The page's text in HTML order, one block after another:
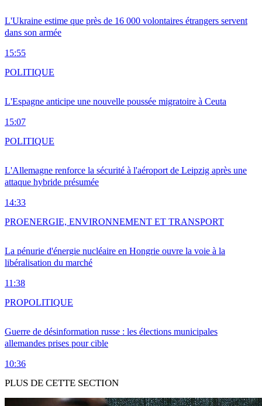
L'Ukraine estime que près de 16 000 volontaires étrangers servent
dans son armée
15:55
L'Espagne anticipe une nouvelle poussée migratoire à Ceuta
15:07
POLITIQUE
L'Allemagne renforce la sécurité à l'aéroport de Leipzig après une
attaque hybride présumée
14:33
POLITIQUE
La pénurie d'énergie nucléaire en Hongrie ouvre la voie à la
libéralisation du marché
11:38
PROENERGIE, ENVIRONNEMENT ET TRANSPORT
Guerre de désinformation russe : les élections municipales
allemandes prises pour cible
10:36
PROPOLITIQUE
PLUS DE CETTE SECTION